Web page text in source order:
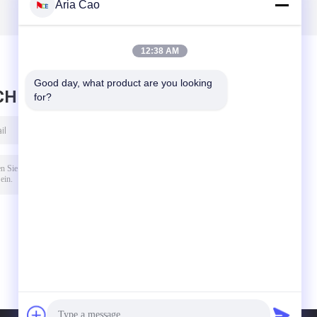
Camo-Eimer-Hut
Tätigkeit
HINTERLASSEN
Aria Cao
12:38 AM
Good day, what product are you looking
for?